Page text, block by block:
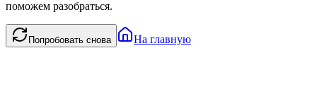
поможем разобраться.
Попробовать снова На главную